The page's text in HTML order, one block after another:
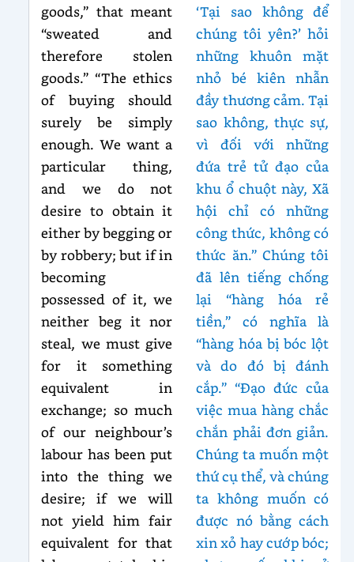
goods,” that meant
“sweated and
therefore stolen
goods.” “The ethics
of buying should
surely be simply
enough. We want a
particular thing,
and we do not
desire to obtain it
either by begging or
by robbery; but if in
becoming
possessed of it, we
neither beg it nor
steal, we must give
for it something
equivalent in
exchange; so much
of our neighbour’s
labour has been put
into the thing we
desire; if we will
not yield him fair
equivalent for that
‘Tại sao không để
chúng tôi yên?’ hỏi
những khuôn mặt
nhỏ bé kiên nhẫn
đầy thương cảm. Tại
sao không, thực sự,
vì đối với những
đứa trẻ tử đạo của
khu ổ chuột này, Xã
hội chỉ có những
công thức, không có
thức ăn.” Chúng tôi
đã lên tiếng chống
lại “hàng hóa rẻ
tiền,” có nghĩa là
“hàng hóa bị bóc lột
và do đó bị đánh
cắp.” “Đạo đức của
việc mua hàng chắc
chắn phải đơn giản.
Chúng ta muốn một
thứ cụ thể, và chúng
ta không muốn có
được nó bằng cách
xin xỏ hay cướp bóc;